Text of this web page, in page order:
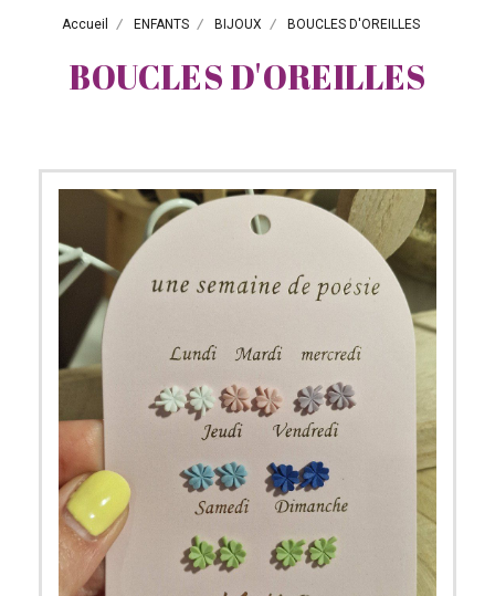
Accueil ENFANTS BIJOUX BOUCLES D'OREILLES
BOUCLES D'OREILLES